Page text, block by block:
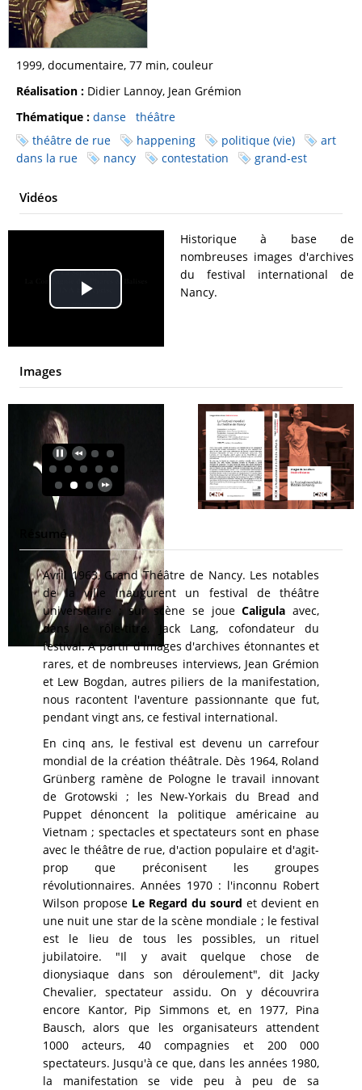
1999, documentaire, 77 min, couleur
Réalisation : Didier Lannoy, Jean Grémion
Thématique : danse
théâtre
théâtre de rue
happening politique (vie)
art
dans la rue
nancy contestation grand-est
Vidéos
Play
Video
Historique à base de
nombreuses images d'archives
du festival international de
Nancy.
Images
Résumé
Avril 1963, Grand Théâtre de Nancy. Les notables
de la ville inaugurent un festival de théâtre
universitaire ; sur scène se joueCaligula avec,
dans le rôle-titre, Jack Lang, cofondateur du
festival. A partir d'images d'archives étonnantes et
rares, et de nombreuses interviews, Jean Grémion
et Lew Bogdan, autres piliers de la manifestation,
nous racontent l'aventure passionnante que fut,
pendant vingt ans, ce festival international.
En cinq ans, le festival est devenu un carrefour
mondial de la création théâtrale. Dès 1964, Roland
Grünberg ramène de Pologne le travail innovant
de Grotowski ; les New-Yorkais du Bread and
Puppet dénoncent la politique américaine au
Vietnam ; spectacles et spectateurs sont en phase
avec le théâtre de rue, d'action populaire et d'agit-
prop que préconisent les groupes
révolutionnaires. Années 1970 : l'inconnu Robert
Wilson propose Le Regard du sourdet devient en
une nuit une star de la scène mondiale ; le festival
est le lieu de tous les possibles, un rituel
jubilatoire. "Il y avait quelque chose de
dionysiaque dans son déroulement", dit Jacky
Chevalier, spectateur assidu. On y découvrira
encore Kantor, Pip Simmons et, en 1977, Pina
Bausch, alors que les organisateurs attendent
1000 acteurs, 40 compagnies et 200 000
spectateurs. Jusqu'à ce que, dans les années 1980,
la manifestation se vide peu à peu de sa